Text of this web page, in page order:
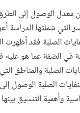
الوصول إلى الطرق
التي شملتها
الصلبة فقد
في الضفة عما هو
والمناطق
الصلبة الوصول
وأهمية التنسيق